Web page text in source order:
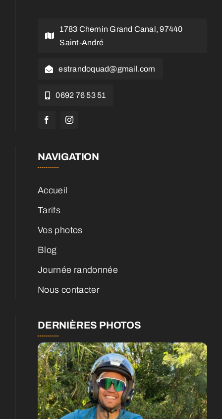
1783 Chemin Grand Canal, 97440
Saint-André
estrandoquad@gmail.com
0692 76 53 51
NAVIGATION
Accueil
Tarifs
Vos photos
Blog
Journée randonnée
Nous contacter
DERNIÈRES PHOTOS